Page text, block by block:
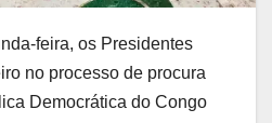
feira, os Presidentes
no processo de procura
Democrática do Congo